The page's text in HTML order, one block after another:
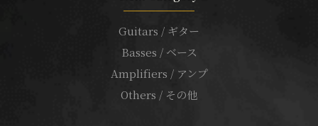
Guitars / ギター
Basses / ベース
Amplifiers / アンプ
Others / その他